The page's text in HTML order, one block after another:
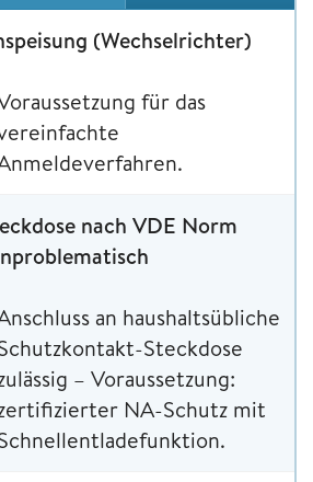
(Wechselrichter)
für das
nach VDE Norm
an haushaltsübliche
Steckdose
– Voraussetzung:
NA-Schutz mit